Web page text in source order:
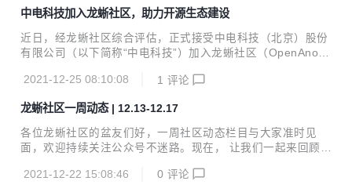
中电科技加入龙蜥社区，助力开源生态建设
近日，经龙蜥社区综合评估，正式接受中电科技（北京）股份
有限公司（以下简称“中电科技”）加入龙蜥社区（OpenAnoli
ution License Agreement，贡献者许可协议）。 中电科技于
立的高新技术企业。公司总部坐落在北京，上海、西安、昆
山、天津和长沙设有分公司。 中电科技面向关系国家战略安全
的核心领域、关系国家经济命脉的重要行业，提供以电科昆仑
第三方测评为主导的信息系统质量保障服务。 中电科技以创新
2021-12-25 08:10:08 1 评论
龙蜥社区一周动态 | 12.13-12.17
各位龙蜥社区的盆友们好，一周社区动态栏目与大家准时见
面，欢迎持续关注公众号不迷路。现在， 让我们一起来回顾下
2021-12-22 15:08:46
0 评论